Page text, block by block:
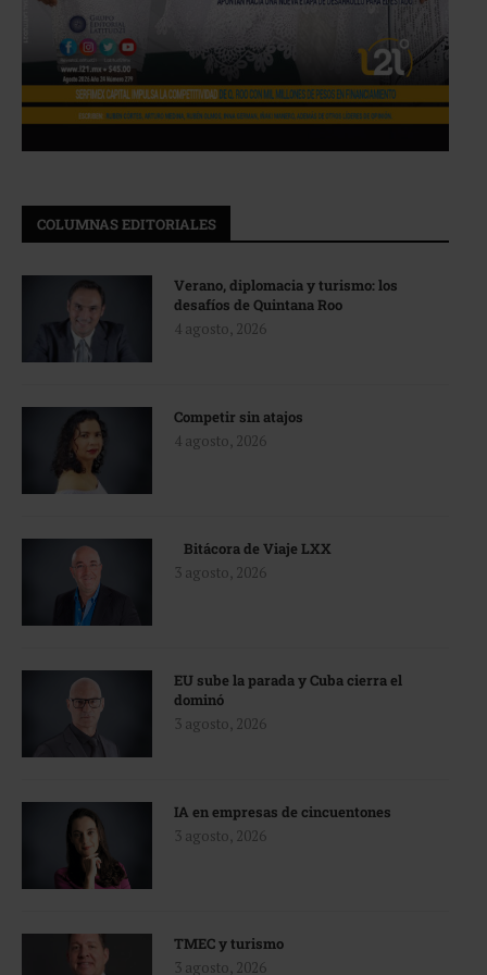
COLUMNAS EDITORIALES
Verano, diplomacia y turismo: los
desafíos de Quintana Roo
4 agosto, 2026
Competir sin atajos
4 agosto, 2026
Bitácora de Viaje LXX
3 agosto, 2026
EU sube la parada y Cuba cierra el
dominó
3 agosto, 2026
IA en empresas de cincuentones
3 agosto, 2026
TMEC y turismo
3 agosto, 2026